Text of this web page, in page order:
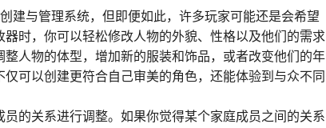
建与管理系统，但即便如此，许多玩家可能还是会希望
时，你可以轻松修改人物的外貌、性格以及他们的需求
人物的体型，增加新的服装和饰品，或者改变他们的年
可以创建更符合自己审美的角色，还能体验到与众不同
的关系进行调整。如果你觉得某个家庭成员之间的关系